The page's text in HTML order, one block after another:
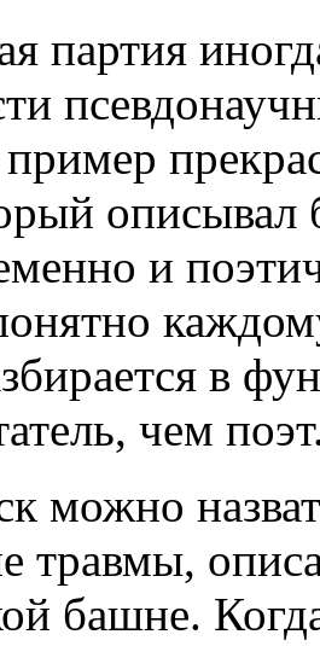
партия
пример
и
в
чем
можно
травмы,
башне.